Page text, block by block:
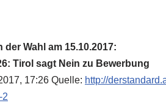
der Wahl am 15.10.2017:
Tirol sagt Nein zu Bewerbung
17:26 Quelle: http://
2